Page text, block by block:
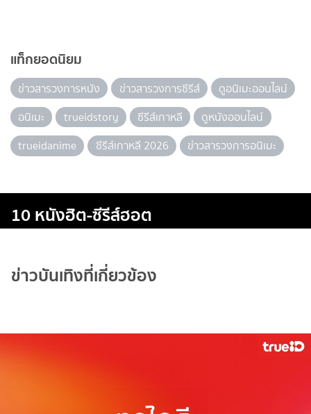
แท็กยอดนิยม
ข่าวสารวงการหนัง ข่าวสารวงการซีรีส์
ดูอนิเมะออนไลน์
อนิเมะ
trueidstory ซีรีส์เกาหลี
ดูหนังออนไลน์
trueidanime
ซีรีส์เกาหลี 2026 ข่าวสารวงการอนิเมะ
10 หนังฮิต-ซีรีส์ฮอต
ข่าวบันเทิงที่เกี่ยวข้อง